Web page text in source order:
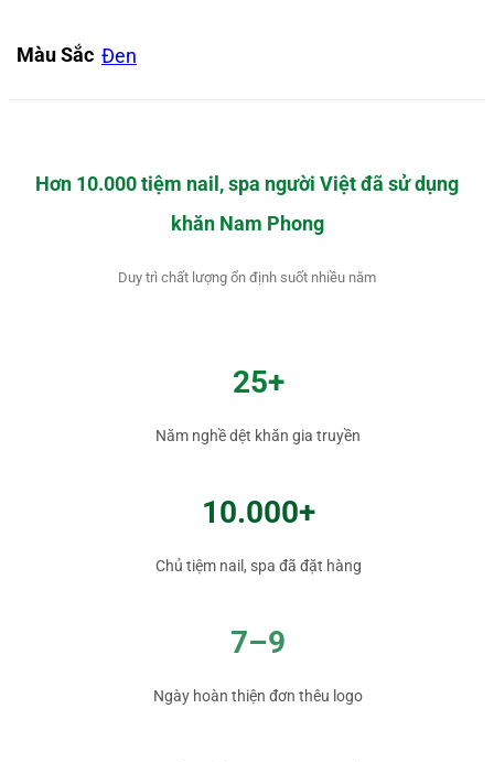
Màu Sắc Đen
Hơn 10.000 tiệm nail, spa người Việt đã sử dụng
khăn Nam Phong
Duy trì chất lượng ổn định suốt nhiều năm
25+
Năm nghề dệt khăn gia truyền
10.000+
Chủ tiệm nail, spa đã đặt hàng
7–9
Ngày hoàn thiện đơn thêu logo